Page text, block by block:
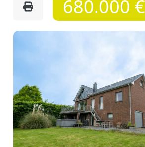
680.000 €
Photo